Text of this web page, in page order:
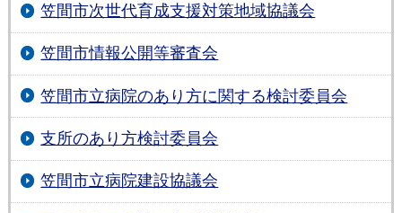
笠間市次世代育成支援対策地域協議会
笠間市情報公開等審査会
笠間市立病院のあり方に関する検討委員会
支所のあり方検討委員会
笠間市立病院建設協議会